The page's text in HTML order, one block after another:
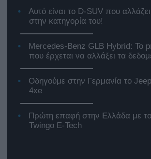
Αυτό είναι το D-SUV που
στην κατηγορία του!
Mercedes-Benz GLB Hybrid: Το
που έρχεται να αλλάξει τα
Οδηγούμε στην Γερμανία το
4xe
Πρώτη επαφή στην Ελλάδα με
Twingo E-Tech